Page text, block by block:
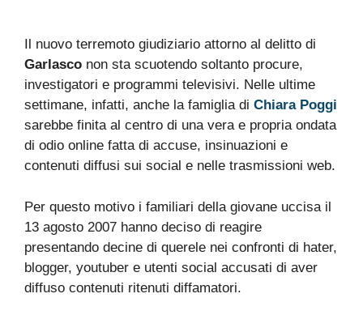
Il nuovo terremoto giudiziario attorno al delitto di
Garlasco non sta scuotendo soltanto procure,
investigatori e programmi televisivi. Nelle ultime
settimane, infatti, anche la famiglia di Chiara Poggi
sarebbe finita al centro di una vera e propria ondata
di odio online fatta di accuse, insinuazioni e
contenuti diffusi sui social e nelle trasmissioni web.
Per questo motivo i familiari della giovane uccisa il
13 agosto 2007 hanno deciso di reagire
presentando decine di querele nei confronti di hater,
blogger, youtuber e utenti social accusati di aver
diffuso contenuti ritenuti diffamatori.